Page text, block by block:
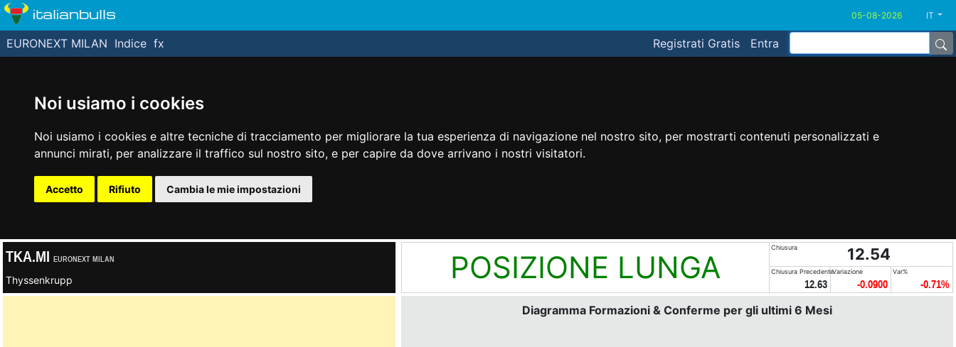
Noi usiamo i cookies
Noi usiamo i cookies e altre tecniche di tracciamento per migliorare la tua esperienza di navigazione nel nostro sito, per mostrarti contenuti personalizzati e
annunci mirati, per analizzare il traffico sul nostro sito, e per capire da dove arrivano i nostri visitatori.
Accetto Rifiuto Cambia le mie impostazioni
italianbulls IT
Registrati Gratis Entra
EURONEXT MILAN Indice fx
TKA.MI EURONEXT MILAN
Thyssenkrupp POSIZIONE LUNGA
Chiusura 12.54
Chiusura Precedente
12.63
Variazione
-0.0900
Var%
-0.71%
Diagramma Formazioni & Conferme per gli ultimi 6 Mesi